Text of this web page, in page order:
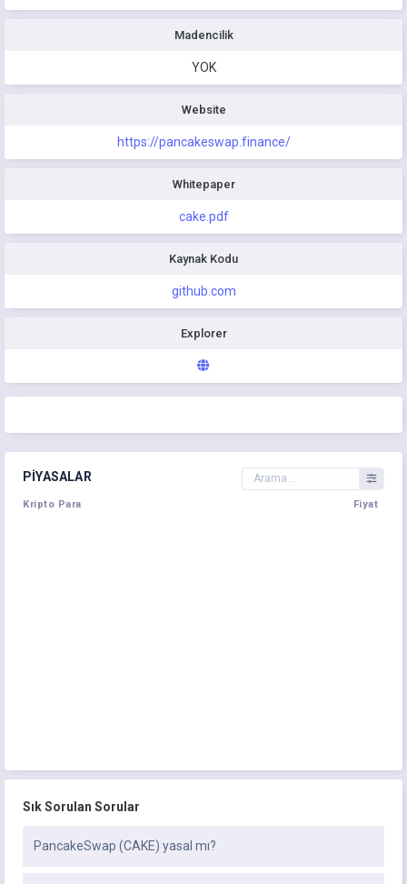
Madencilik
YOK
Website
https://pancakeswap.finance/
Whitepaper
cake.pdf
Kaynak Kodu
github.com
Explorer
PIYASALAR
Kripto Para Fiyat
Sık Sorulan Sorular
PancakeSwap (CAKE) yasal mı?